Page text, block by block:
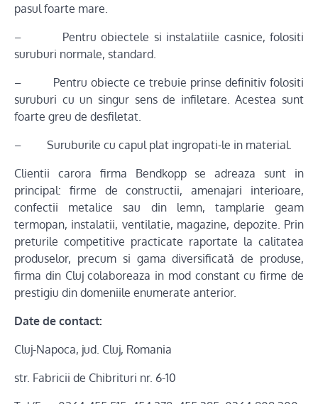
pasul foarte mare.
– Pentru obiectele si instalatiile casnice, folositi
suruburi normale, standard.
– Pentru obiecte ce trebuie prinse definitiv folositi
suruburi cu un singur sens de infiletare. Acestea sunt
foarte greu de desfiletat.
– Suruburile cu capul plat ingropati-le in material.
Clientii carora firma Bendkopp se adreaza sunt in
principal: firme de constructii, amenajari interioare,
confectii metalice sau din lemn, tamplarie geam
termopan, instalatii, ventilatie, magazine, depozite. Prin
preturile competitive practicate raportate la calitatea
produselor, precum si gama diversificată de produse,
firma din Cluj colaboreaza in mod constant cu firme de
prestigiu din domeniile enumerate anterior.
Date de contact:
Cluj-Napoca, jud. Cluj, Romania
str. Fabricii de Chibrituri nr. 6-10